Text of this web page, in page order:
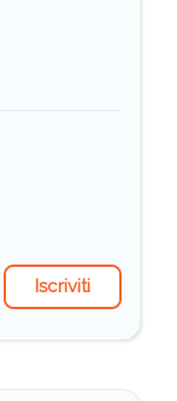
Iscriviti